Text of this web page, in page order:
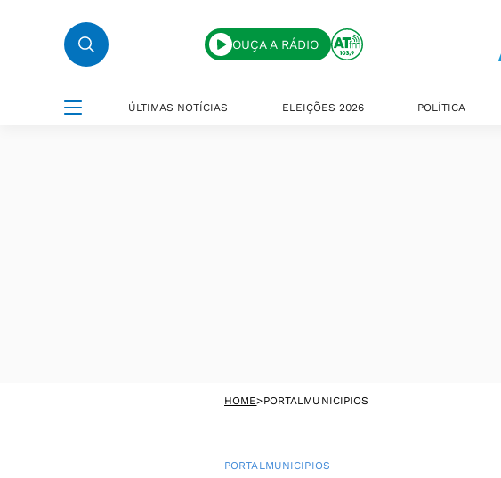
OUÇA A RÁDIO
ÚLTIMAS NOTÍCIAS ELEIÇÕES 2026 POLÍTICA
HOME>PORTALMUNICIPIOS
PORTALMUNICIPIOS